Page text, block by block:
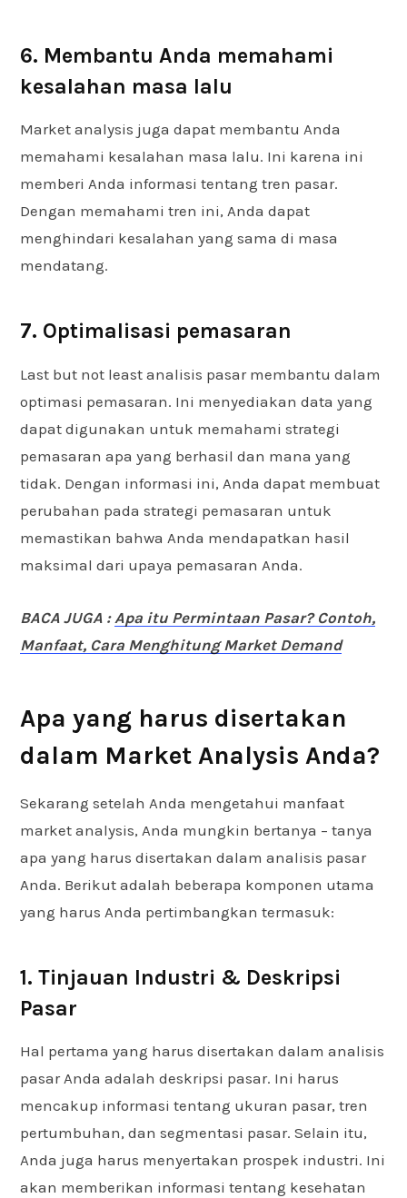
6. Membantu Anda memahami
kesalahan masa lalu
Market analysis juga dapat membantu Anda
memahami kesalahan masa lalu. Ini karena ini
memberi Anda informasi tentang tren pasar.
Dengan memahami tren ini, Anda dapat
menghindari kesalahan yang sama di masa
mendatang.
7. Optimalisasi pemasaran
Last but not least analisis pasar membantu dalam
optimasi pemasaran. Ini menyediakan data yang
dapat digunakan untuk memahami strategi
pemasaran apa yang berhasil dan mana yang
tidak. Dengan informasi ini, Anda dapat membuat
perubahan pada strategi pemasaran untuk
memastikan bahwa Anda mendapatkan hasil
maksimal dari upaya pemasaran Anda.
BACA JUGA : Apa itu Permintaan Pasar? Contoh,
Manfaat, Cara Menghitung Market Demand
Apa yang harus disertakan
dalam Market Analysis Anda?
Sekarang setelah Anda mengetahui manfaat
market analysis, Anda mungkin bertanya – tanya
apa yang harus disertakan dalam analisis pasar
Anda. Berikut adalah beberapa komponen utama
yang harus Anda pertimbangkan termasuk:
1. Tinjauan Industri & Deskripsi
Pasar
Hal pertama yang harus disertakan dalam analisis
pasar Anda adalah deskripsi pasar. Ini harus
mencakup informasi tentang ukuran pasar, tren
pertumbuhan, dan segmentasi pasar. Selain itu,
Anda juga harus menyertakan prospek industri. Ini
akan memberikan informasi tentang kesehatan